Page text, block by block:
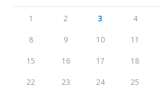
1 2 3 4
8 9 10 11
15 16 17 18
22 23 24 25